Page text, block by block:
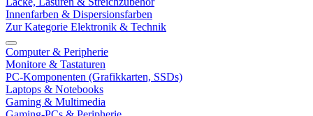
Innenfarben & Dispersionsfarben
Zur Kategorie Elektronik & Technik
Computer & Peripherie
Monitore & Tastaturen
PC-Komponenten (Grafikkarten, SSDs)
Laptops & Notebooks
Gaming & Multimedia